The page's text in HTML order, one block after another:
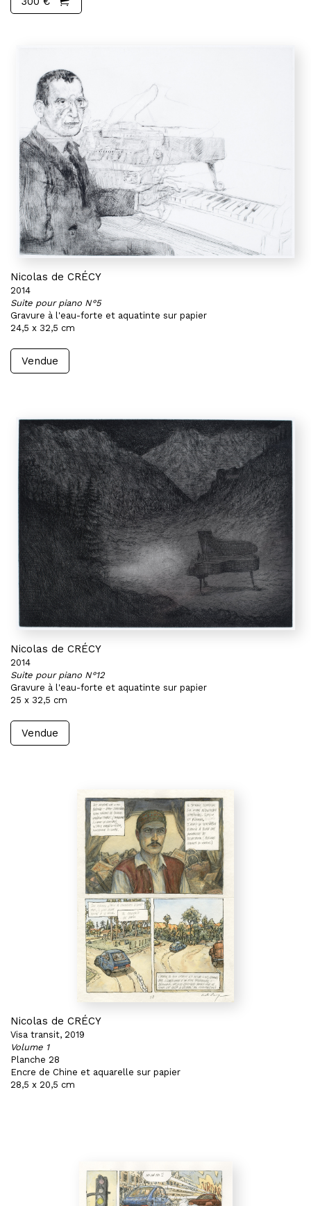
Nicolas de CRÉCY
2014
Suite pour piano N°5
Gravure à l'eau-forte et aquatinte sur papier
24,5 x 32,5 cm
Vendue
Nicolas de CRÉCY
2014
Suite pour piano N°12
Gravure à l'eau-forte et aquatinte sur papier
25 x 32,5 cm
Vendue
Nicolas de CRÉCY
Visa transit, 2019
Volume 1
Planche 28
Encre de Chine et aquarelle sur papier
28,5 x 20,5 cm